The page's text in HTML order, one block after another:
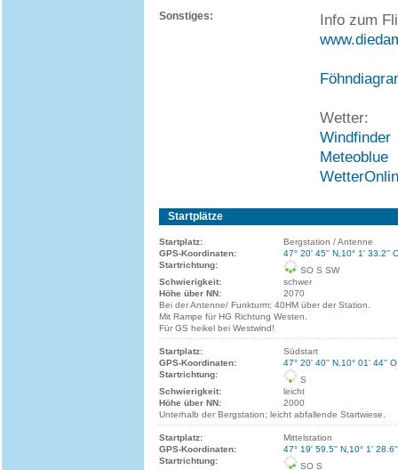
Sonstiges:
Info zum
Wetter:
Windfinder
Meteoblue
Startplätze
Startplatz:
Bergstation / Antenne
GPS-Koordinaten:
47° 20' 45'' N,10° 1' 33.2''
Startrichtung:
SO S SW
Schwierigkeit:
schwer
Höhe über NN:
2070
Bei der Antenne/ Funkturm; 40HM über der Station.
Mit Rampe für HG Richtung Westen.
Für GS heikel bei Westwind!
Startplatz:
Südstart
GPS-Koordinaten:
47° 20' 40'' N,10° 01' 44'' O
Startrichtung:
S
Schwierigkeit:
leicht
Höhe über NN:
2000
Unterhalb der Bergstation; leicht abfallende Startwiese.
Startplatz:
Mittelstation
GPS-Koordinaten:
47° 19' 59.5'' N,10° 1'
Startrichtung:
SO S